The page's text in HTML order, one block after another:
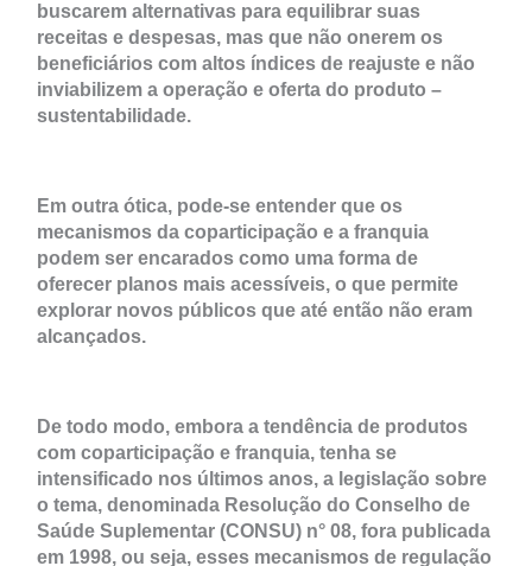
buscarem alternativas para equilibrar suas
receitas e despesas, mas que não onerem os
beneficiários com altos índices de reajuste e não
inviabilizem a operação e oferta do produto –
sustentabilidade.
Em outra ótica, pode-se entender que os
mecanismos da coparticipação e a franquia
podem ser encarados como uma forma de
oferecer planos mais acessíveis, o que permite
explorar novos públicos que até então não eram
alcançados.
De todo modo, embora a tendência de produtos
com coparticipação e franquia, tenha se
intensificado nos últimos anos, a legislação sobre
o tema, denominada Resolução do Conselho de
Saúde Suplementar (CONSU) n° 08, fora publicada
em 1998, ou seja, esses mecanismos de regulação